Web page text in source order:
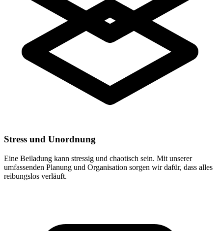
Stress und Unordnung
Eine Beiladung kann stressig und chaotisch sein. Mit unserer
umfassenden Planung und Organisation sorgen wir dafür, dass alles
reibungslos verläuft.